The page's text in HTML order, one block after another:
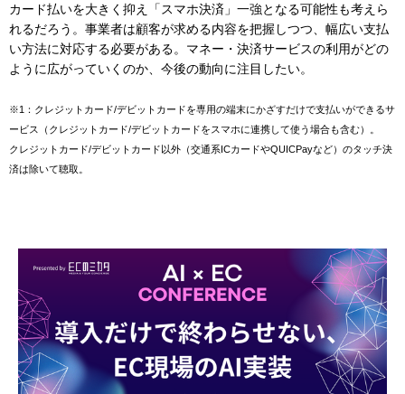
カード払いを大きく抑え「スマホ決済」一強となる可能性も考えら
れるだろう。事業者は顧客が求める内容を把握しつつ、幅広い支払
い方法に対応する必要がある。マネー・決済サービスの利用がどの
ように広がっていくのか、今後の動向に注目したい。
※1：クレジットカード/デビットカードを専用の端末にかざすだけで支払いができるサ
ービス（クレジットカード/デビットカードをスマホに連携して使う場合も含む）。
クレジットカード/デビットカード以外（交通系ICカードやQUICPayなど）のタッチ決
済は除いて聴取。